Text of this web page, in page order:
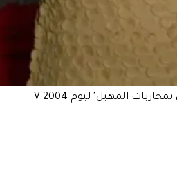
(من اليسار إلى اليمين) الممثلة جين فوندا، يانار محمد، مؤسسة يوم V الكاتبة إيف إنسلر والمديرة التنفيذية لي جيري لين فيلدز يشاركن في سلسلة مقابلات "احتفال بمحاربات المهبل" ليوم V 2004